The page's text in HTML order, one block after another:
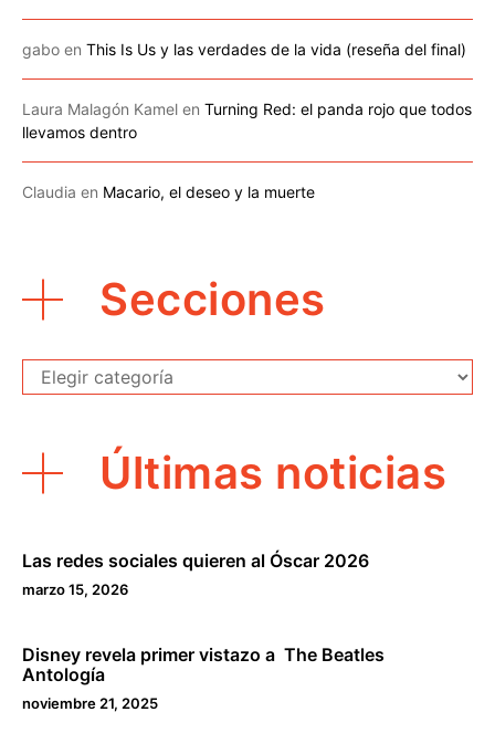
gabo en This Is Us y las verdades de la vida (reseña del final)
Laura Malagón Kamel en Turning Red: el panda rojo que todos
llevamos dentro
Claudia en Macario, el deseo y la muerte
Secciones
Secciones
Últimas noticias
Las redes sociales quieren al Óscar 2026
marzo 15, 2026
Disney revela primer vistazo a The Beatles
Antología
noviembre 21, 2025